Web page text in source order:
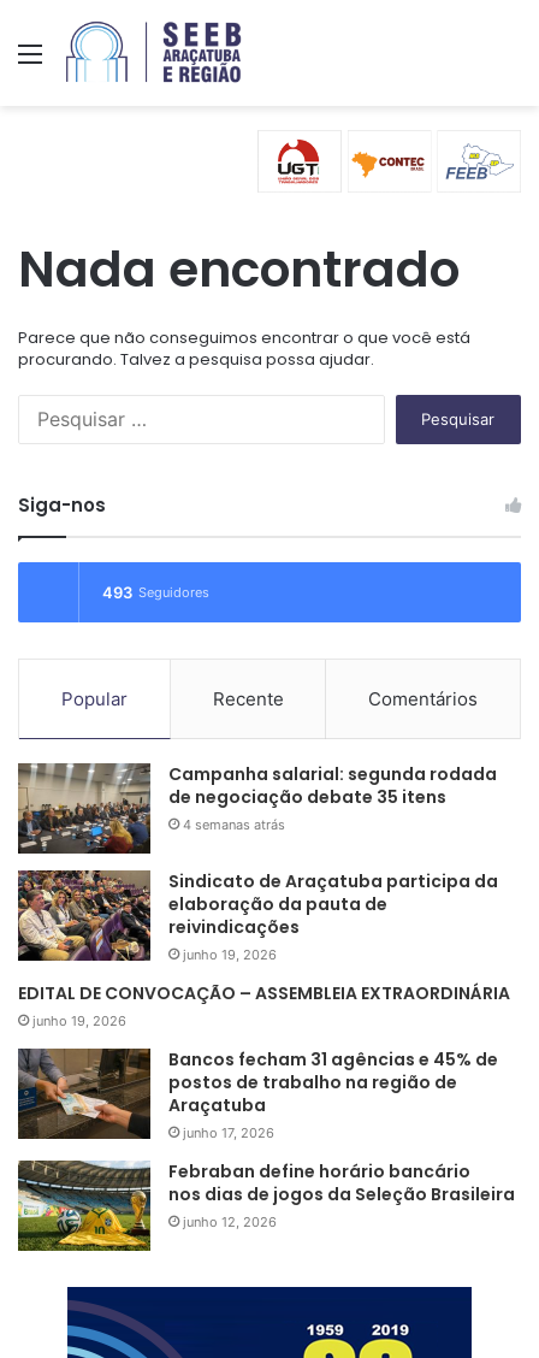
Menu
Nada encontrado
Parece que não conseguimos encontrar o que você está
procurando. Talvez a pesquisa possa ajudar.
i
s
o
:
Siga-nos
493 Seguidores
Popular Recente Comentários
Campanha salarial: segunda rodada
de negociação debate 35 itens
4 semanas atrás
Sindicato de Araçatuba participa da
elaboração da pauta de
reivindicações
junho 19, 2026
EDITAL DE CONVOCAÇÃO – ASSEMBLEIA EXTRAORDINÁRIA
junho 19, 2026
Bancos fecham 31 agências e 45% de
postos de trabalho na região de
Araçatuba
junho 17, 2026
Febraban define horário bancário
nos dias de jogos da Seleção Brasileira
junho 12, 2026